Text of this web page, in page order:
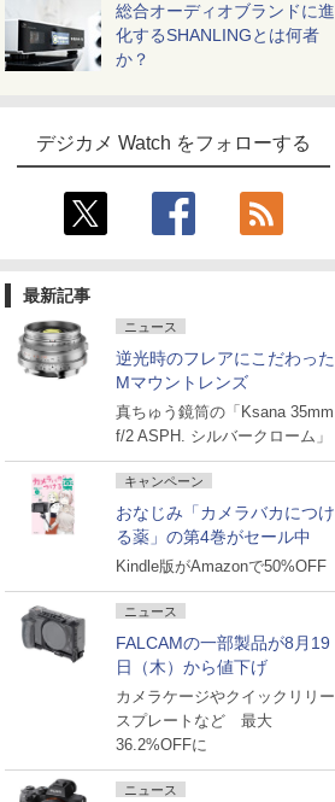
総合オーディオブランドに進
化するSHANLINGとは何者
か？
デジカメ Watch をフォローする
最新記事
ニュース
逆光時のフレアにこだわった
Mマウントレンズ
真ちゅう鏡筒の「Ksana 35mm
f/2 ASPH. シルバークローム」
キャンペーン
おなじみ「カメラバカにつけ
る薬」の第4巻がセール中
Kindle版がAmazonで50%OFF
ニュース
FALCAMの一部製品が8月19
日（木）から値下げ
カメラケージやクイックリリー
スプレートなど 最大
36.2%OFFに
ニュース